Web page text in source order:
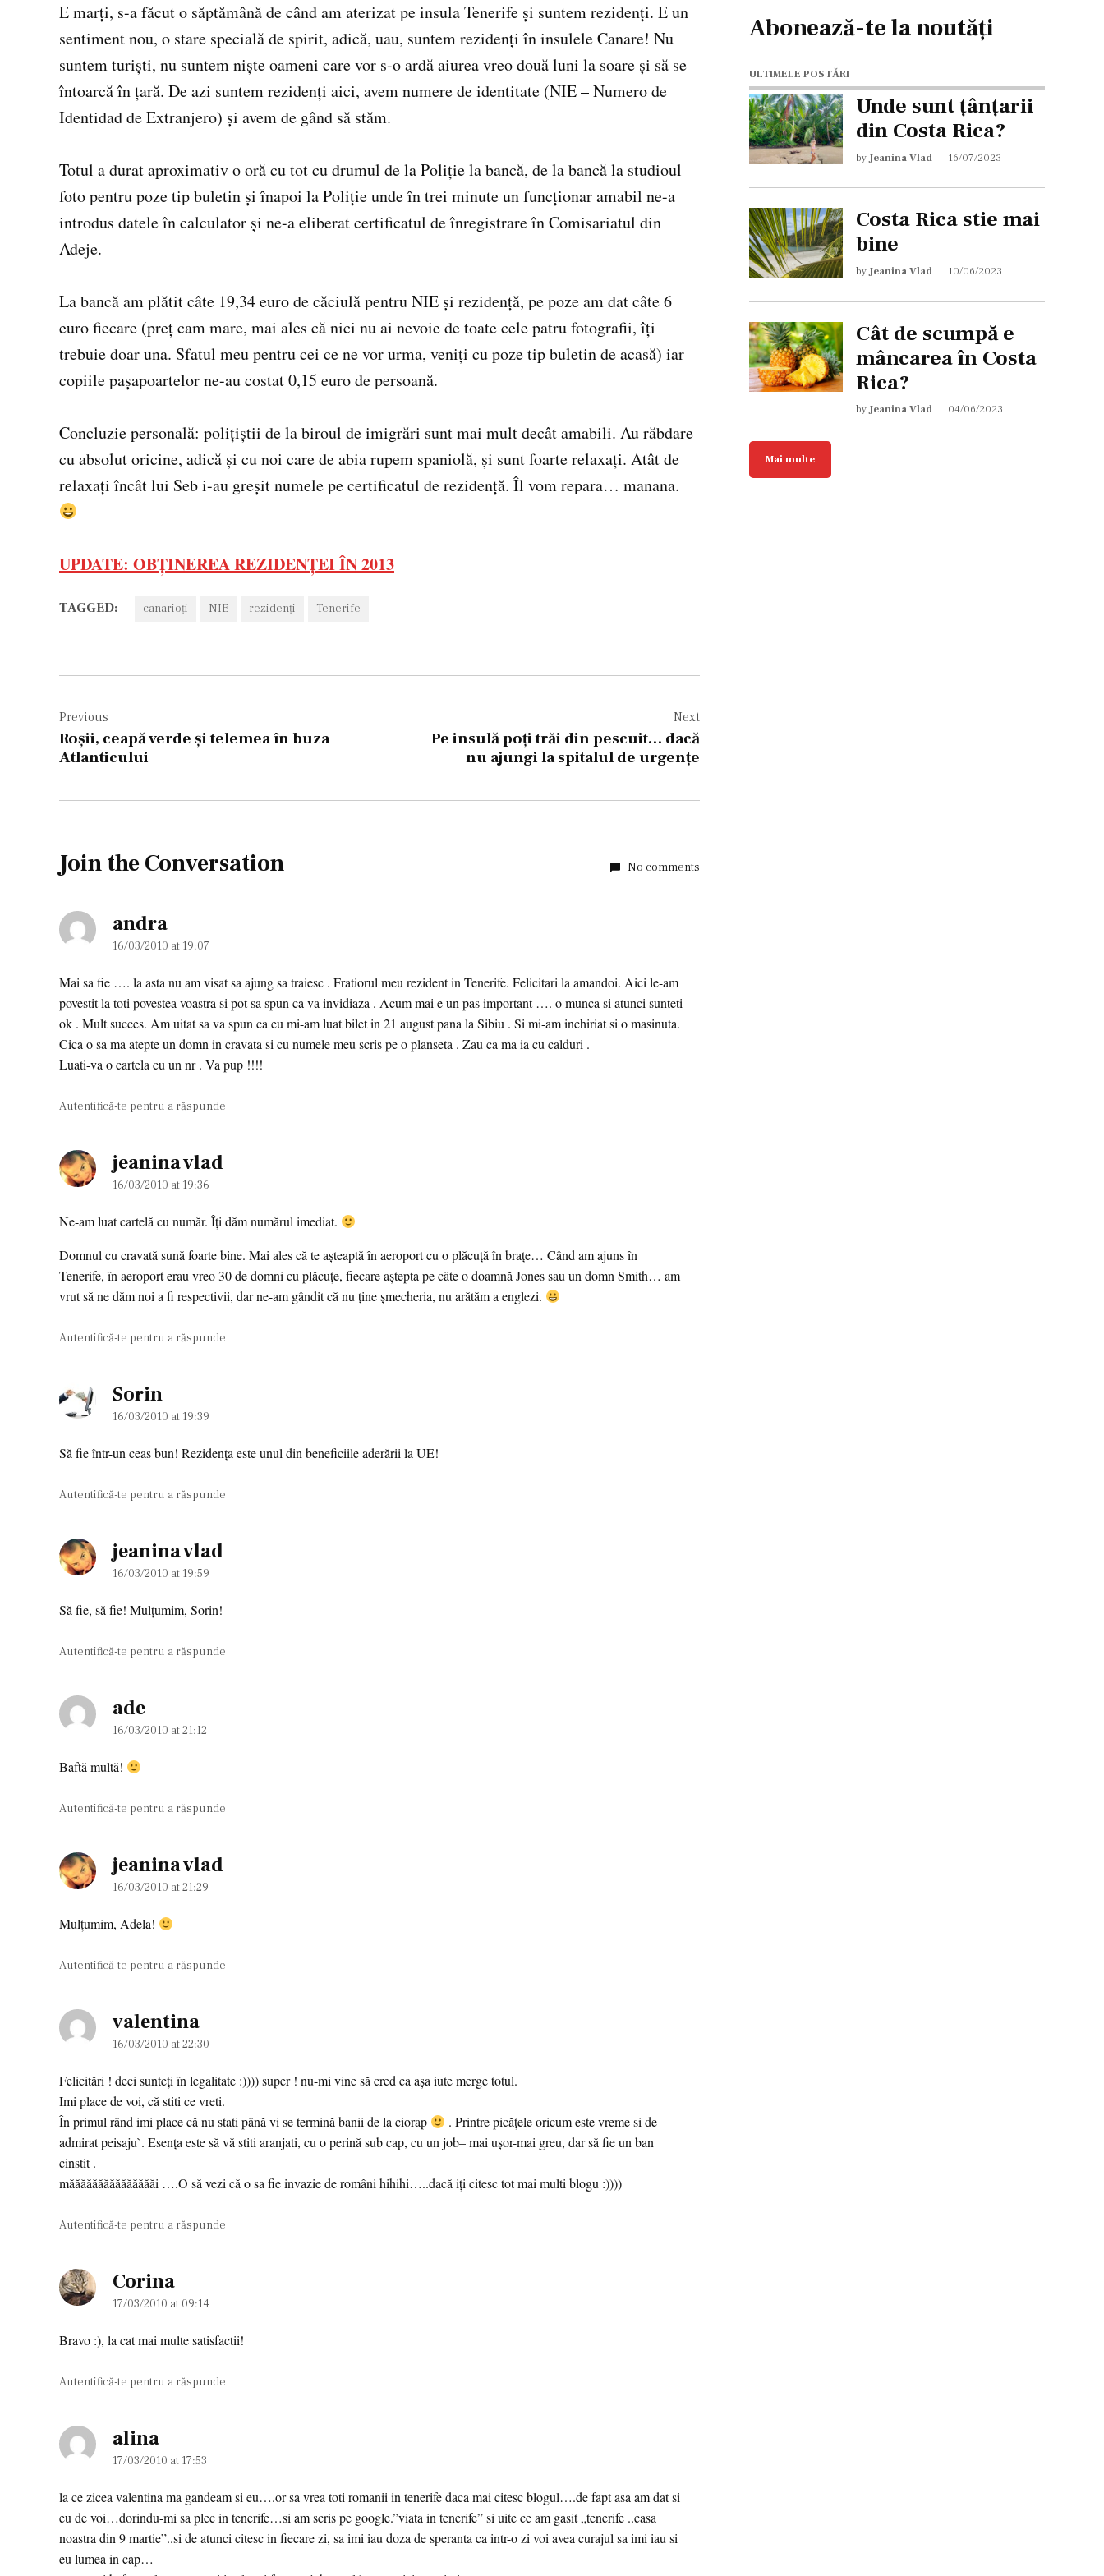
E marţi, s-a făcut o săptămână de când am aterizat pe insula Tenerife şi suntem rezidenţi. E un
sentiment nou, o stare specială de spirit, adică, uau, suntem rezidenţi în insulele Canare! Nu
suntem turişti, nu suntem nişte oameni care vor s-o ardă aiurea vreo două luni la soare şi să se
întoarcă în ţară. De azi suntem rezidenţi aici, avem numere de identitate (NIE – Numero de
Identidad de Extranjero) şi avem de gând să stăm.
Totul a durat aproximativ o oră cu tot cu drumul de la Poliţie la bancă, de la bancă la studioul
foto pentru poze tip buletin şi înapoi la Poliţie unde în trei minute un funcţionar amabil ne-a
introdus datele în calculator şi ne-a eliberat certificatul de înregistrare în Comisariatul din
Adeje.
La bancă am plătit câte 19,34 euro de căciulă pentru NIE şi rezidenţă, pe poze am dat câte 6
euro fiecare (preţ cam mare, mai ales că nici nu ai nevoie de toate cele patru fotografii, îţi
trebuie doar una. Sfatul meu pentru cei ce ne vor urma, veniţi cu poze tip buletin de acasă) iar
copiile paşapoartelor ne-au costat 0,15 euro de persoană.
Concluzie personală: poliţiştii de la biroul de imigrări sunt mai mult decât amabili. Au răbdare
cu absolut oricine, adică şi cu noi care de abia rupem spaniolă, şi sunt foarte relaxaţi. Atât de
relaxaţi încât lui Seb i-au greşit numele pe certificatul de rezidenţă. Îl vom repara… manana.
UPDATE: OBȚINEREA REZIDENȚEI ÎN 2013
TAGGED: canarioţi NIE rezidenţi Tenerife
în
articole
Previous
Roşii, ceapă verde şi telemea în buza
Atlanticului
Next
Pe insulă poţi trăi din pescuit… dacă
nu ajungi la spitalul de urgenţe
Join the Conversation No comments
andrasays:
16/03/2010 at 19:07
Mai sa fie …. la asta nu am visat sa ajung sa traiesc . Fratiorul meu rezident in Tenerife. Felicitari la amandoi. Aici le-am
povestit la toti povestea voastra si pot sa spun ca va invidiaza . Acum mai e un pas important …. o munca si atunci sunteti
ok . Mult succes. Am uitat sa va spun ca eu mi-am luat bilet in 21 august pana la Sibiu . Si mi-am inchiriat si o masinuta.
Cica o sa ma atepte un domn in cravata si cu numele meu scris pe o planseta . Zau ca ma ia cu calduri .
Luati-va o cartela cu un nr . Va pup !!!!
Autentifică-te pentru a răspunde
jeanina vlad
16/03/2010 at 19:36
Ne-am luat cartelă cu număr. Îţi dăm numărul imediat.
Domnul cu cravată sună foarte bine. Mai ales că te aşteaptă în aeroport cu o plăcuţă în braţe… Când am ajuns în
Tenerife, în aeroport erau vreo 30 de domni cu plăcuţe, fiecare aştepta pe câte o doamnă Jones sau un domn Smith… am
vrut să ne dăm noi a fi respectivii, dar ne-am gândit că nu ţine şmecheria, nu arătăm a englezi.
Autentifică-te pentru a răspunde
Sorin
16/03/2010 at 19:39
Să fie într-un ceas bun! Rezidenţa este unul din beneficiile aderării la UE!
Autentifică-te pentru a răspunde
jeanina vlad
16/03/2010 at 19:59
Să fie, să fie! Mulţumim, Sorin!
Autentifică-te pentru a răspunde
adesays:
16/03/2010 at 21:12
Baftă multă!
Autentifică-te pentru a răspunde
jeanina vlad
16/03/2010 at 21:29
Mulţumim, Adela!
Autentifică-te pentru a răspunde
valentinasays:
16/03/2010 at 22:30
Felicitări ! deci sunteți în legalitate :)))) super ! nu-mi vine să cred ca așa iute merge totul.
Imi place de voi, că stiti ce vreti.
În primul rând imi place că nu stati până vi se termină banii de la ciorap
. Printre picățele oricum este vreme si de
admirat peisaju`. Esența este să vă stiti aranjati, cu o perină sub cap, cu un job– mai ușor-mai greu, dar să fie un ban
cinstit .
măăăăăăăăăăăăăăăi ….O să vezi că o sa fie invazie de români hihihi…..dacă iți citesc tot mai multi blogu :))))
Autentifică-te pentru a răspunde
Corinasays:
17/03/2010 at 09:14
Bravo :), la cat mai multe satisfactii!
Autentifică-te pentru a răspunde
alinasays:
17/03/2010 at 17:53
la ce zicea valentina ma gandeam si eu….or sa vrea toti romanii in tenerife daca mai citesc blogul….de fapt asa am dat si
eu de voi…dorindu-mi sa plec in tenerife…si am scris pe google.”viata in tenerife” si uite ce am gasit „tenerife ..casa
noastra din 9 martie”..si de atunci citesc in fiecare zi, sa imi iau doza de speranta ca intr-o zi voi avea curajul sa imi iau si
eu lumea in cap…
Abonează-te la noutăți
ULTIMELE POSTĂRI
Unde sunt țânțarii
din Costa Rica?
by Jeanina Vlad 16/07/2023
Costa Rica stie mai
bine
by Jeanina Vlad 10/06/2023
Cât de scumpă e
mâncarea în Costa
Rica?
by Jeanina Vlad 04/06/2023
Mai multe